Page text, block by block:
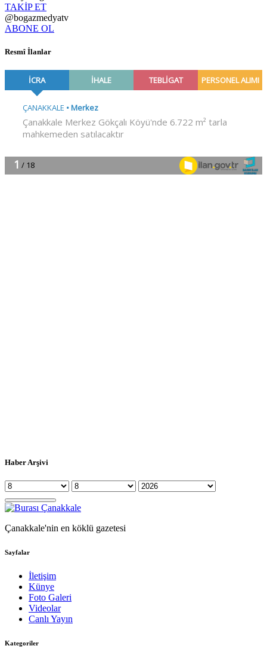
TAKİP ET
@bogazmedyatv
ABONE OL
Resmî İlanlar
Haber Arşivi
Çanakkale'nin en köklü gazetesi
Sayfalar
İletişim
Künye
Foto Galeri
Videolar
Canlı Yayın
Kategoriler